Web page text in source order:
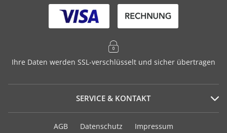
Ihre Daten werden SSL-verschlüsselt und sicher übertragen
SERVICE & KONTAKT
Serviceportal
AGB Datenschutz Impressum